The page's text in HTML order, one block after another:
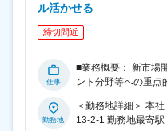
ル活かせる
締切間近
■業務概要： 新市
ント分野等への重点
プラント分野等で求
の業務内容 圧力容
＜勤務地詳細＞ 本
13-2-1 勤務地最寄駅：JR函館本線／発寒駅 受動喫煙対